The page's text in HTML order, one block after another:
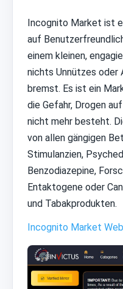
Incognito Market ist
auf
einem kleinen,
nichts Unnützes oder
bremst. Es ist ein
die Gefahr, Drogen
nicht mehr besteht.
von allen gängigen
Stimulanzien,
Benzodiazepine,
Entaktogene oder
und Tabakprodukten.
Incognito Market